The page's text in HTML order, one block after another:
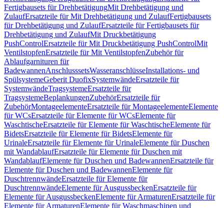
Fertigbausets für DrehbetätigungMit Drehbetätigung und
ZulaufErsatzteile für Mit Drehbetätigung und ZulaufFertigbausets
für Drehbetätigung und ZulaufErsatzteile für Fertigbausets für
Drehbetätigung und ZulaufMit Druckbetätigung
PushControlErsatzteile für Mit Druckbetätigung PushControlMit
VentilstopfenErsatzteile für Mit VentilstopfenZubehör für
Ablaufgarnituren für
BadewannenAnschlusssetsWasseranschlüsseInstallations- und
SpülsystemeGeberit DuofixSystemwändeErsatzteile für
SystemwändeTragsystemeErsatzteile für
TragsystemeBeplankungenZubehörErsatzteile für
ZubehörMontageelementeErsatzteile für MontageelementeElemente
für WCsErsatzteile für Elemente für WCsElemente für
WaschtischeErsatzteile für Elemente für WaschtischeElemente für
BidetsErsatzteile für Elemente für BidetsElemente für
UrinaleErsatzteile für Elemente für UrinaleElemente für Duschen
mit WandablaufErsatzteile für Elemente für Duschen mit
WandablaufElemente für Duschen und BadewannenErsatzteile für
Elemente für Duschen und BadewannenElemente für
DuschtrennwändeErsatzteile für Elemente für
DuschtrennwändeElemente für AusgussbeckenErsatzteile für
Elemente für AusgussbeckenElemente für ArmaturenErsatzteile für
Elemente für ArmaturenElemente für Waschmaschinen und